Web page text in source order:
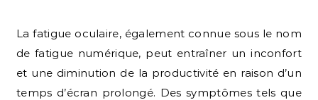
La fatigue oculaire, également connue sous le nom
de fatigue numérique, peut entraîner un inconfort
et une diminution de la productivité en raison d’un
temps d’écran prolongé. Des symptômes tels que